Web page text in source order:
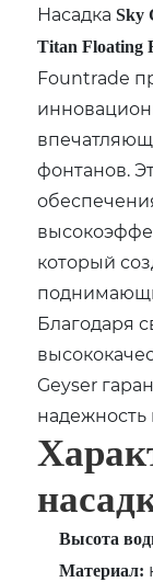
НасадкаSky
Titan Floating
Fountrade
фонтанов.
который
Благодаря
Geyser
надежность
Высота
Материал: